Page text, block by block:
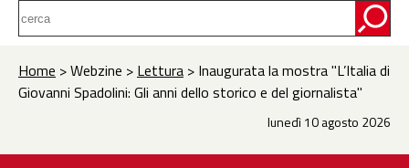
Home > Webzine > Lettura > Inaugurata la mostra "L’Italia di
Giovanni Spadolini: Gli anni dello storico e del giornalista"
lunedì 10 agosto 2026